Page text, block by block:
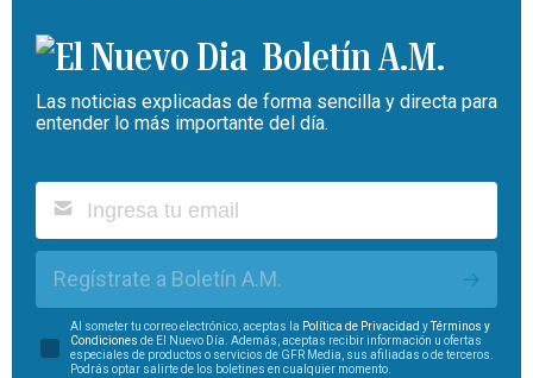
Boletín A.M.
Las noticias explicadas de forma sencilla y directa para
entender lo más importante del día.
Regístrate a Boletín A.M.
Al someter tu correo electrónico, aceptas la Política de Privacidad yTérminos y
Condiciones de El Nuevo Día. Además, aceptas recibir información u ofertas
especiales de productos o servicios de GFR Media, sus afiliadas o de terceros.
Podrás optar salirte de los boletines en cualquier momento.